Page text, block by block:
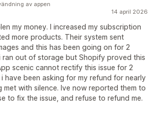
14 april 2026
my money. I increased my subscription
more products. Their system sent
and this has been going on for 2
ran out of storage but Shopify proved this
scenic cannot rectify this issue for 2
have been asking for my refund for nearly
met with silence. Ive now reported them to
to fix the issue, and refuse to refund me.
av appen